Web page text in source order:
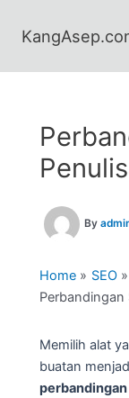
By
Home
SEO
Perbandingan
Memilih alat
buatan